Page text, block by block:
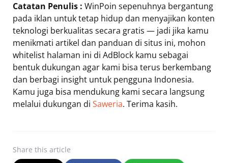
Catatan Penulis : WinPoin sepenuhnya bergantung
pada iklan untuk tetap hidup dan menyajikan konten
teknologi berkualitas secara gratis — jadi jika kamu
menikmati artikel dan panduan di situs ini, mohon
whitelist halaman ini di AdBlock kamu sebagai
bentuk dukungan agar kami bisa terus berkembang
dan berbagi insight untuk pengguna Indonesia.
Kamu juga bisa mendukung kami secara langsung
melalui dukungan di Saweria. Terima kasih.
Share this article